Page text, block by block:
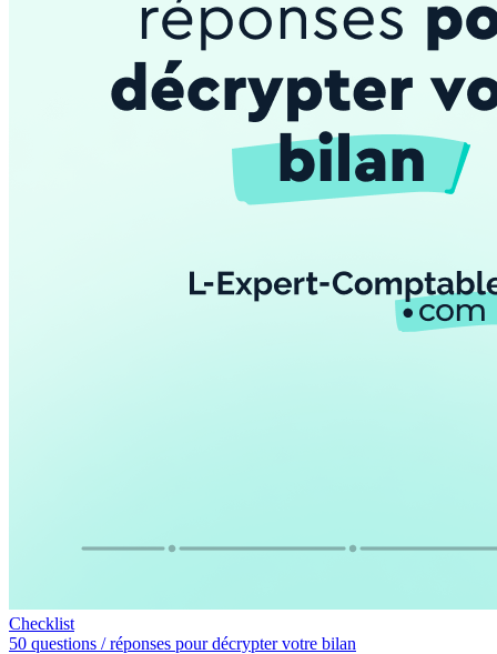
Checklist
50 questions / réponses pour décrypter votre bilan